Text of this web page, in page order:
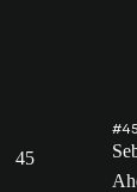
45
#45